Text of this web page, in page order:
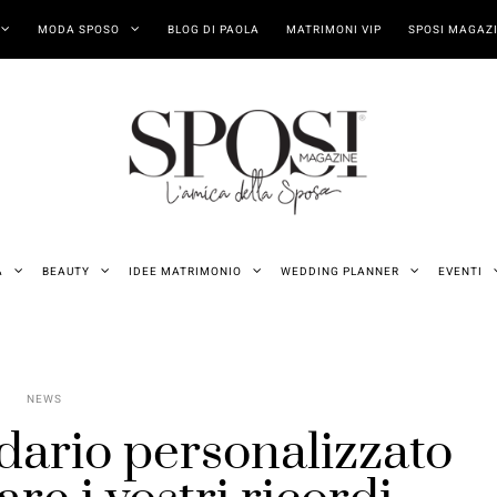
MODA SPOSO BLOG DI PAOLA MATRIMONI VIP SPOSI
BEAUTY IDEE MATRIMONIO WEDDING PLANNER EVENTI
NEWS
personalizzato